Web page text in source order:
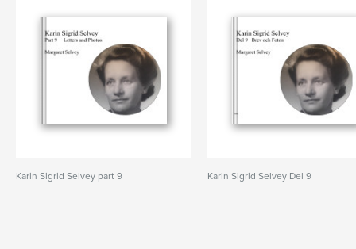
Karin Sigrid Selvey part 9 Karin Sigrid Selvey Del 9